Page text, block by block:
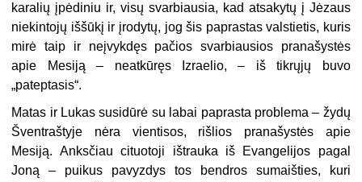
karalių įpėdiniu ir, visų svarbiausia, kad atsakytų į Jėzaus
niekintojų iššūkį ir įrodytų, jog šis paprastas valstietis, kuris
mirė taip ir neįvykdęs pačios svarbiausios pranašystės
apie Mesiją – neatkūręs Izraelio, – iš tikrųjų buvo
„pateptasis“.
Matas ir Lukas susidūrė su labai paprasta problema – žydų
Šventraštyje nėra vientisos, rišlios pranašystės apie
Mesiją. Anksčiau cituotoji ištrauka iš Evangelijos pagal
Joną – puikus pavyzdys tos bendros sumaišties, kuri